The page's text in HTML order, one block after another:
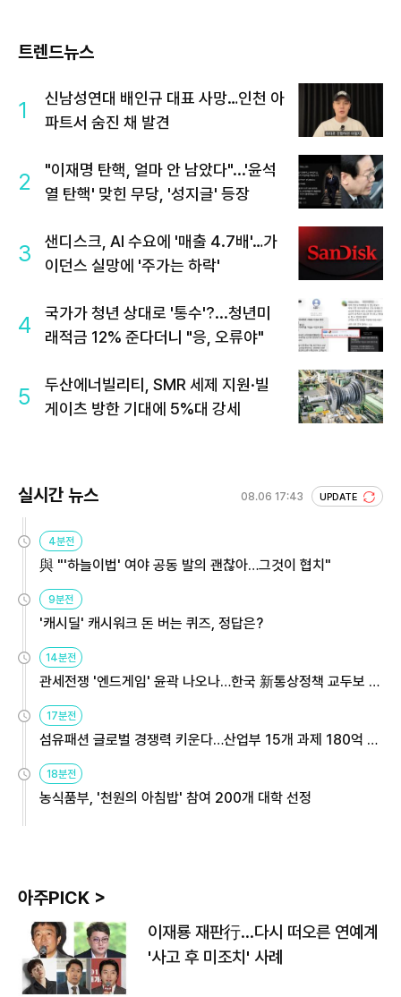
트렌드뉴스
1
신남성연대 배인규 대표 사망…인천 아
파트서 숨진 채 발견
2
"이재명 탄핵, 얼마 안 남았다"...'윤석
열 탄핵' 맞힌 무당, '성지글' 등장
3
샌디스크, AI 수요에 '매출 4.7배'…가
이던스 실망에 '주가는 하락'
4
국가가 청년 상대로 '통수'?...청년미
래적금 12% 준다더니 "응, 오류야"
5
두산에너빌리티, SMR 세제 지원·빌
게이츠 방한 기대에 5%대 강세
실시간 뉴스 08.06 17:43 UPDATE
4분전
與 "'하늘이법' 여야 공동 발의 괜찮아…그것이 협치"
9분전
'캐시딜' 캐시워크 돈 버는 퀴즈, 정답은?
14분전
관세전쟁 '엔드게임' 윤곽 나오나…한국 新통상정책 교두보 활
용해야
17분전
섬유패션 글로벌 경쟁력 키운다…산업부 15개 과제 180억 지
원
18분전
농식품부, '천원의 아침밥' 참여 200개 대학 선정
아주PICK >
이재룡 재판行…다시 떠오른 연예계
'사고 후 미조치' 사례